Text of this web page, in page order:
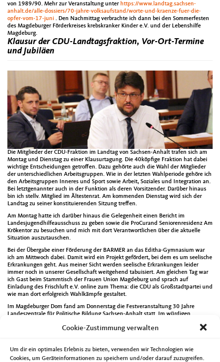
Cookie-Zustimmung verwalten
Um dir ein optimales Erlebnis zu bieten, verwenden wir Technologien wie
Cookies, um Geräteinformationen zu speichern und/oder darauf zuzugreifen.
von 1989/90. Mehr zur Veranstaltung unter https://www.landtag.sachsen-
anhalt.de/alle-dossiers/70-jahre-volksaufstand/worte-und-kraenze-fuer-die-
opfer-vom-17-juni . Den Nachmittag verbrachte ich dann bei den Sommerfesten
des Magdeburger Förderkreises krebskranker Kinder e.V. und der Lebenshilfe
Magdeburg.
Klausur der CDU-Landtagsfraktion, Vor-Ort-Termine
und Jubiläen
Die Mitglieder der CDU-Fraktion im Landtag von Sachsen-Anhalt trafen sich am
Montag und Dienstag zu einer Klausurtagung. Die 40köpfige Fraktion hat dabei
wichtige Entscheidungen getroffen. Dazu gehörte auch die Wahl der Mitglieder
der unterschiedlichen Arbeitsgruppen. Wie in der letzten Wahlperiode gehöre ich
den Arbeitsgruppen Inneres und Sport sowie Arbeit, Soziales und Integration an.
Bei letztgenannter auch in der Funktion als deren Vorsitzender. Darüber hinaus
bin ich stellv. Mitglied im Ältestenrat. Am kommenden Dienstag wird sich der
Landtag zu seiner konstituierenden Sitzung treffen.
Am Montag hatte ich darüber hinaus die Gelegenheit einen Bericht im
Landesjugendhilfeausschuss zu geben sowie die ProCurand Seniorenresidenz Am
Krökentor zu besuchen und mich mit dort Verantwortlichen über die aktuelle
Situation auszutauschen.
Bei der Übergabe einer Förderung der BARMER an das Editha-Gymnasium war
ich am Mittwoch dabei. Damit wird ein Projekt gefördert, bei dem es um seelische
Erkrankungen geht. Aus meiner Sicht werden seelische Erkrankungen leider
immer noch in unserer Gesellschaft weitgehend tabuisiert. Am gleichen Tag war
ich Gast beim Stammtisch der Frauen Union Magdeburg und sprach auf
Einladung des Frischluft e.V. online zum Thema: die CDU als Großstadtpartei und
wie man dort erfolgreich Wahlkämpfe gestaltet.
Im Magdeburger Dom fand am Donnerstag die Festveranstaltung 30 Jahre
Landeszentrale für Politische Bildung Sachsen-Anhalt statt. Im würdigen
auch deutlich, dass die Vermittlung von politischen und gesellschaftlichen
Ortsverbandes Diesdorf/Lindenweiler. Dabei wurde der Magdeburger
Unternehmer und Sportmanager Ulf Steinforth zum neuen Vorsitzenden gewählt.